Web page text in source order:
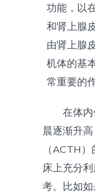
功能，以
和肾上腺
由肾上腺
机体的基
常重要的
在体
晨逐渐升
（ACTH
床上充分
考。比如